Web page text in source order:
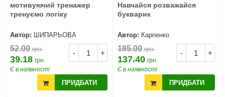
мотивуючий тренажер
тренуємо логіку
Автор: ШИПАРЬОВА
- +
52.00 грн.
39.18 грн.
Є в наявності
ПРИДБАТИ
Навчайся розважайся
букварик
Автор: Карпенко
- +
185.00 грн.
137.40 грн.
Є в наявності
ПРИДБАТИ